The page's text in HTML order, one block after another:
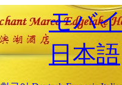
モバ
日本語